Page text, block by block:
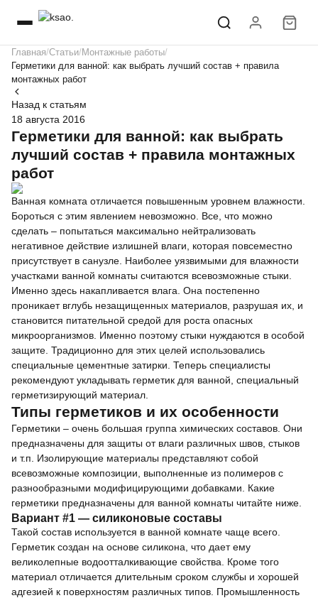
Главная Статьи Монтажные работы
Герметики для ванной: как выбрать лучший состав + правила
монтажных работ
Назад к статьям
18 августа 2016
Герметики для ванной: как выбрать
лучший состав + правила монтажных
работ
Ванная комната отличается повышенным уровнем влажности.
Бороться с этим явлением невозможно. Все, что можно
сделать – попытаться максимально нейтрализовать
негативное действие излишней влаги, которая повсеместно
присутствует в санузле. Наиболее уязвимыми для влажности
участками ванной комнаты считаются всевозможные стыки.
Именно здесь накапливается влага. Она постепенно
проникает вглубь незащищенных материалов, разрушая их, и
становится питательной средой для роста опасных
микроорганизмов. Именно поэтому стыки нуждаются в особой
защите. Традиционно для этих целей использовались
специальные цементные затирки. Теперь специалисты
рекомендуют укладывать герметик для ванной, специальный
герметизирующий материал.
Типы герметиков и их особенности
Герметики – очень большая группа химических составов. Они
предназначены для защиты от влаги различных швов, стыков
и т.п. Изолирующие материалы представляют собой
всевозможные композиции, выполненные из полимеров с
разнообразными модифицирующими добавками. Какие
герметики предназначены для ванной комнаты читайте ниже.
Вариант #1 — силиконовые составы
Такой состав используется в ванной комнате чаще всего.
Герметик создан на основе силикона, что дает ему
великолепные водоотталкивающие свойства. Кроме того
материал отличается длительным сроком службы и хорошей
адгезией к поверхностям различных типов. Промышленность